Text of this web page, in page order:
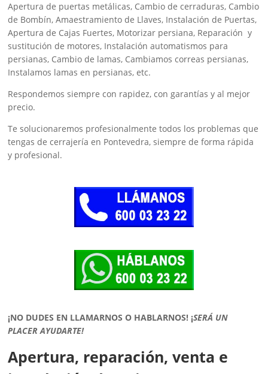
Apertura de puertas metálicas, Cambio de cerraduras, Cambio
de Bombín, Amaestramiento de Llaves, Instalación de Puertas,
Apertura de Cajas Fuertes, Motorizar persiana, Reparación y
sustitución de motores, Instalación automatismos para
persianas, Cambio de lamas, Cambiamos correas persianas,
Instalamos lamas en persianas, etc.
Respondemos siempre con rapidez, con garantías y al mejor
precio.
Te solucionaremos profesionalmente todos los problemas que
tengas de cerrajería en Pontevedra, siempre de forma rápida
y profesional.
¡NO DUDES EN LLAMARNOS O HABLARNOS! ¡SERÁ UN
PLACER AYUDARTE!
Apertura, reparación, venta e